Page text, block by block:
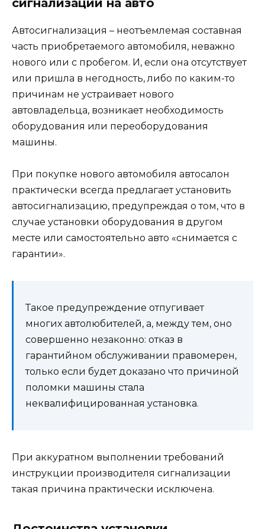
Автосигнализация – неотъемлемая составная
часть приобретаемого автомобиля, неважно
нового или с пробегом. И, если она отсутствует
или пришла в негодность, либо по каким-то
причинам не устраивает нового
автовладельца, возникает необходимость
оборудования или переоборудования
машины.
При покупке нового автомобиля автосалон
практически всегда предлагает установить
автосигнализацию, предупреждая о том, что в
случае установки оборудования в другом
месте или самостоятельно авто «снимается с
гарантии».
Такое предупреждение отпугивает
многих автолюбителей, а, между тем, оно
совершенно незаконно: отказ в
гарантийном обслуживании правомерен,
только если будет доказано что причиной
поломки машины стала
неквалифицированная установка.
При аккуратном выполнении требований
инструкции производителя сигнализации
такая причина практически исключена.